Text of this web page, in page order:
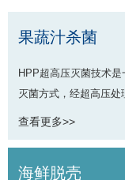
果蔬汁杀菌
HPP超高压灭菌技术
灭菌方式，经超高压
查看更多>>
海鲜脱壳